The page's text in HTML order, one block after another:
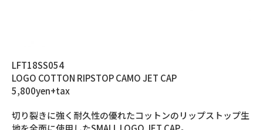
LFT18SS054
LOGO COTTON RIPSTOP CAMO JET CAP
5,800yen+tax
切り裂きに強く耐久性の優れたコットンのリップストップ生